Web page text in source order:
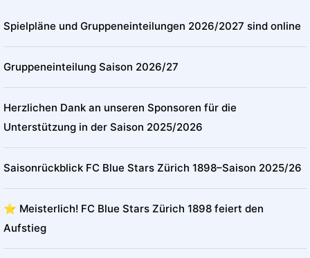
Spielpläne und Gruppeneinteilungen 2026/2027 sind online
Gruppeneinteilung Saison 2026/27
Herzlichen Dank an unseren Sponsoren für die
Unterstützung in der Saison 2025/2026
Saisonrückblick FC Blue Stars Zürich 1898–Saison 2025/26
⭐️ Meisterlich! FC Blue Stars Zürich 1898 feiert den
Aufstieg